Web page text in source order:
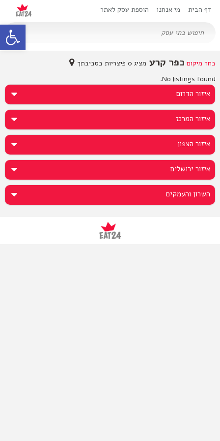
דף הבית מי אנחנו הוספת עסק לאתר
כפר קרע בחר מיקום
No listings found.
איזור הדרום
איזור המרכז
איזור הצפון
איזור ירושלים
השרון והעמקים